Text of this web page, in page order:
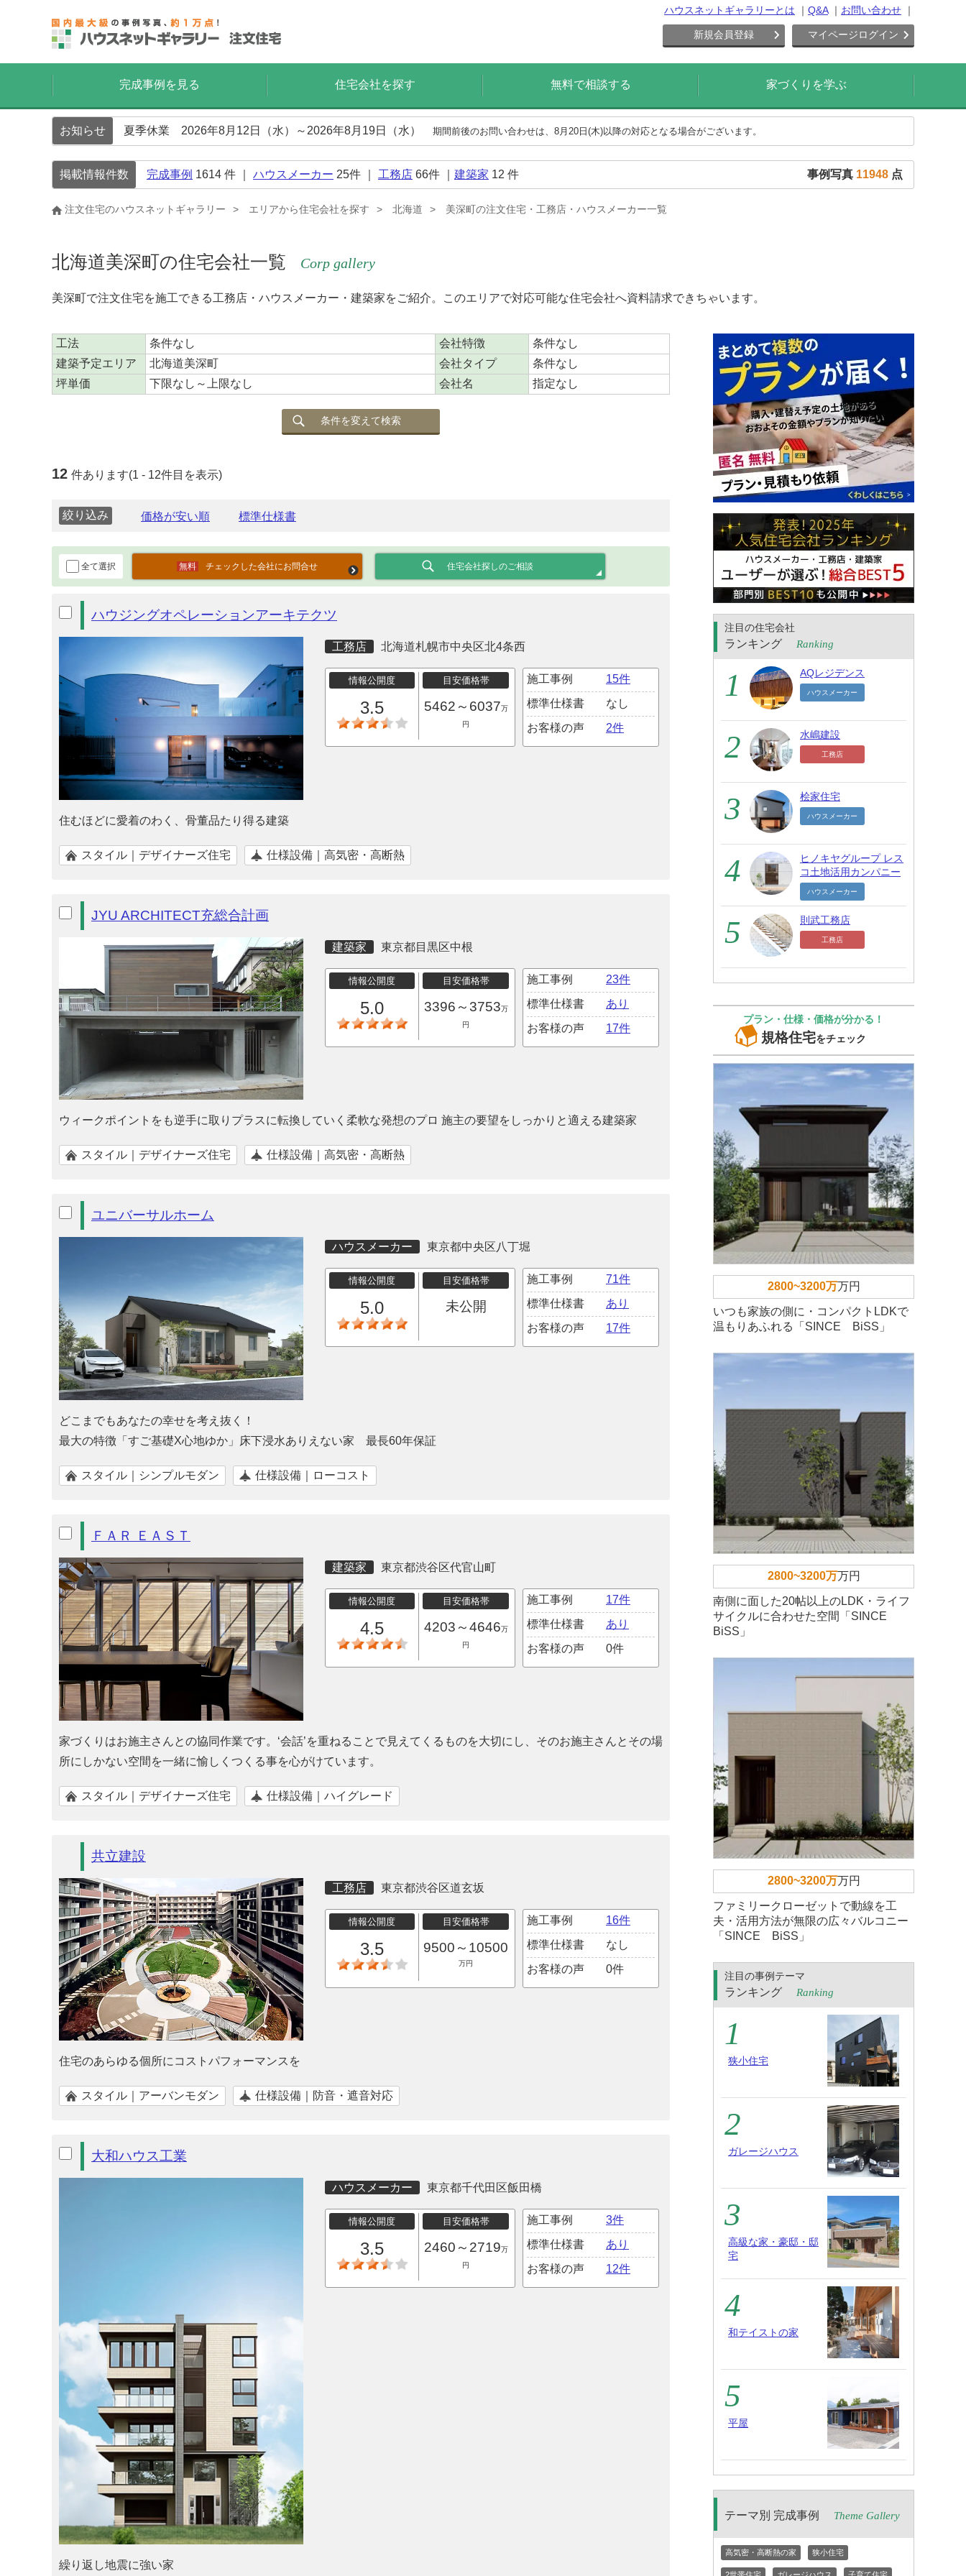
ハウスネットギャラリーとは Q&A お問い合わせ
新規会員登録 マイページログイン
完成事例を見る 住宅会社を探す 無料で相談する 家づくりを学ぶ
お知らせ 夏季休業 2026年8月12日（水）～2026年8月19日（水） 期間前後のお問い合わせは、8月20日(木)以降の対応となる場合がございます。
掲載情報件数 完成事例 1614 件 ｜ ハウスメーカー 25件 ｜ 工務店 66件 ｜ 建築家 12 件 事例写真 11948 点
注文住宅のハウスネットギャラリー エリアから住宅会社を探す 北海道 美深町の注文住宅・工務店・ハウスメーカー一覧
北海道美深町の住宅会社一覧 Corp gallery
美深町で注文住宅を施工できる工務店・ハウスメーカー・建築家をご紹介。このエリアで対応可能な住宅会社へ資料請求できちゃいます。
工法 条件なし 会社特徴
条件なし
建築予定エリア
北海道美深町 会社タイプ
条件なし
坪単価
下限なし～上限なし 会社名 指定なし
条件を変えて検索
12 件あります(1 - 12件目を表示)
絞り込み
全て選択 チェックした会社にお問合せ 住宅会社探しのご相談
ハウジングオペレーションアーキテクツ
工務店 北海道札幌市中央区北4条西
情報公開度
3.5
目安価格帯
5462～6037万
円
施工事例
15件
標準仕様書
なし
お客様の声
2件
住むほどに愛着のわく、骨董品たり得る建築
スタイル｜デザイナーズ住宅 仕様設備｜高気密・高断熱
JYU ARCHITECT充総合計画
建築家 東京都目黒区中根
情報公開度
5.0
目安価格帯
3396～3753万
円
施工事例
23件
標準仕様書
あり
お客様の声
17件
ウィークポイントをも逆手に取りプラスに転換していく柔軟な発想のプロ 施主の要望をしっかりと適える建築家
スタイル｜デザイナーズ住宅 仕様設備｜高気密・高断熱
ユニバーサルホーム
ハウスメーカー 東京都中央区八丁堀
情報公開度
5.0
目安価格帯
未公開
施工事例
71件
標準仕様書
あり
お客様の声
17件
どこまでもあなたの幸せを考え抜く！
最大の特徴「すご基礎X心地ゆか」床下浸水ありえない家 最長60年保証
スタイル｜シンプルモダン 仕様設備｜ローコスト
ＦＡＲ ＥＡＳＴ
建築家 東京都渋谷区代官山町
情報公開度
4.5
目安価格帯
4203～4646万
円
施工事例
17件
標準仕様書
あり
お客様の声
0件
家づくりはお施主さんとの協同作業です。‘会話’を重ねることで見えてくるものを大切にし、そのお施主さんとその場
所にしかない空間を一緒に愉しくつくる事を心がけています。
スタイル｜デザイナーズ住宅 仕様設備｜ハイグレード
共立建設
工務店 東京都渋谷区道玄坂
情報公開度
3.5
目安価格帯
9500～10500
万円
施工事例
16件
標準仕様書
なし
お客様の声
0件
住宅のあらゆる個所にコストパフォーマンスを
スタイル｜アーバンモダン 仕様設備｜防音・遮音対応
大和ハウス工業
ハウスメーカー 東京都千代田区飯田橋
情報公開度
3.5
目安価格帯
2460～2719万
円
施工事例
3件
標準仕様書
あり
お客様の声
12件
繰り返し地震に強い家
注目の住宅会社
ランキング Ranking
AQレジデンス
ハウスメーカー
水嶋建設
工務店
桧家住宅
ハウスメーカー
ヒノキヤグループ レス
コ土地活用カンパニー
ハウスメーカー
則武工務店
工務店
プラン・仕様・価格が分かる！
規格住宅をチェック
2800~3200万万円
いつも家族の側に・コンパクトLDKで
温もりあふれる「SINCE BiSS」
2800~3200万万円
南側に面した20帖以上のLDK・ライフ
サイクルに合わせた空間「SINCE
BiSS」
2800~3200万万円
ファミリークローゼットで動線を工
夫・活用方法が無限の広々バルコニー
「SINCE BiSS」
注目の事例テーマ
ランキング Ranking
狭小住宅
ガレージハウス
高級な家・豪邸・邸
宅
和テイストの家
平屋
テーマ別 完成事例 Theme Gallery
高気密・高断熱の家 狭小住宅